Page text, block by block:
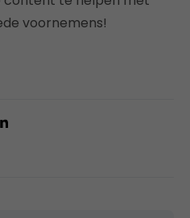
voornemens!